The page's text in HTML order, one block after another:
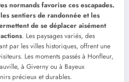
normands favorise ces escapades.
sentiers de randonnée et les
de se déplacer aisément
. Les paysages variés, des
par les villes historiques, offrent une
Les moments passés à Honfleur,
à Giverny ou à Bayeux
précieux et durables.